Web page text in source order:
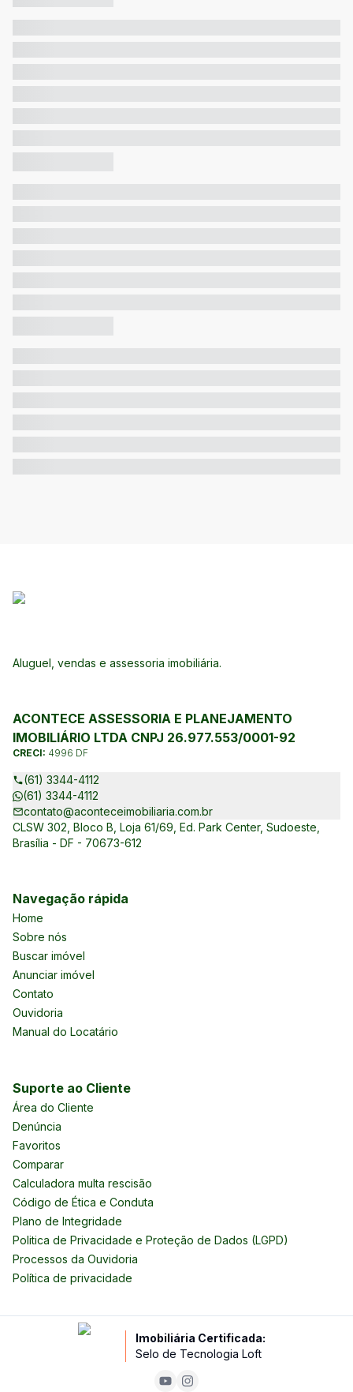
Aluguel, vendas e assessoria imobiliária.
ACONTECE ASSESSORIA E PLANEJAMENTO
IMOBILIÁRIO LTDA CNPJ 26.977.553/0001-92
CRECI: 4996 DF
(61) 3344-4112
(61) 3344-4112
contato@aconteceimobiliaria.com.br
CLSW 302, Bloco B, Loja 61/69, Ed. Park Center, Sudoeste,
Brasília - DF - 70673-612
Navegação rápida
Home
Sobre nós
Buscar imóvel
Anunciar imóvel
Contato
Ouvidoria
Manual do Locatário
Suporte ao Cliente
Área do Cliente
Denúncia
Favoritos
Comparar
Calculadora multa rescisão
Código de Ética e Conduta
Plano de Integridade
Politica de Privacidade e Proteção de Dados (LGPD)
Processos da Ouvidoria
Política de privacidade
Imobiliária Certificada:
Selo de Tecnologia Loft